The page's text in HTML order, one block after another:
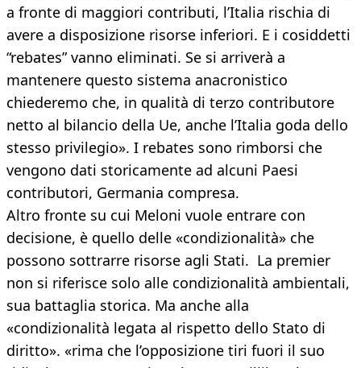
a fronte di maggiori contributi, l’Italia rischia di
avere a disposizione risorse inferiori. E i cosiddetti
“rebates” vanno eliminati. Se si arriverà a
mantenere questo sistema anacronistico
chiederemo che, in qualità di terzo contributore
netto al bilancio della Ue, anche l’Italia goda dello
stesso privilegio». I rebates sono rimborsi che
vengono dati storicamente ad alcuni Paesi
contributori, Germania compresa.
Altro fronte su cui Meloni vuole entrare con
decisione, è quello delle «condizionalità» che
possono sottrarre risorse agli Stati. La premier
non si riferisce solo alle condizionalità ambientali,
sua battaglia storica. Ma anche alla
«condizionalità legata al rispetto dello Stato di
diritto». «rima che l’opposizione tiri fuori il suo